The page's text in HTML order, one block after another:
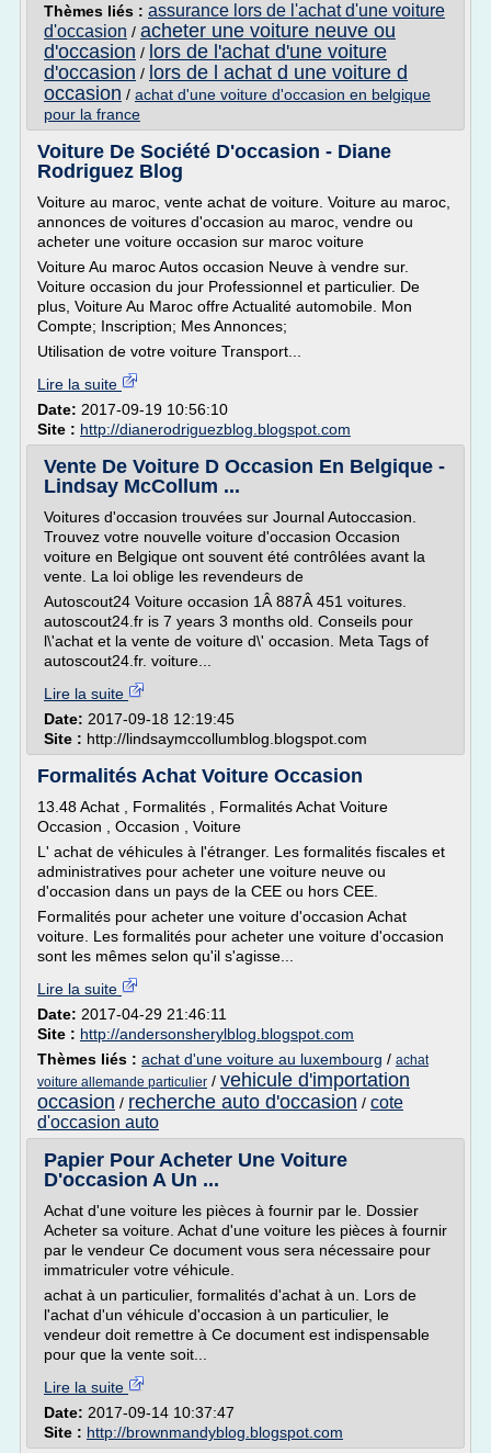
Thèmes liés : assurance lors de l'achat d'une voiture
d'occasion / acheter une voiture neuve ou
d'occasion / lors de l'achat d'une voiture
d'occasion / lors de l achat d une voiture d
occasion / achat d'une voiture d'occasion en belgique
pour la france
Voiture De Société D'occasion - Diane
Rodriguez Blog
Voiture au maroc, vente achat de voiture. Voiture au maroc,
annonces de voitures d'occasion au maroc, vendre ou
acheter une voiture occasion sur maroc voiture
Voiture Au maroc Autos occasion Neuve à vendre sur.
Voiture occasion du jour Professionnel et particulier. De
plus, Voiture Au Maroc offre Actualité automobile. Mon
Compte; Inscription; Mes Annonces;
Utilisation de votre voiture Transport...
Lire la suite
Date: 2017-09-19 10:56:10
Site : http://dianerodriguezblog.blogspot.com
Vente De Voiture D Occasion En Belgique -
Lindsay McCollum ...
Voitures d'occasion trouvées sur Journal Autoccasion.
Trouvez votre nouvelle voiture d'occasion Occasion
voiture en Belgique ont souvent été contrôlées avant la
vente. La loi oblige les revendeurs de
Autoscout24 Voiture occasion 1Â 887Â 451 voitures.
autoscout24.fr is 7 years 3 months old. Conseils pour
l\'achat et la vente de voiture d\' occasion. Meta Tags of
autoscout24.fr. voiture...
Lire la suite
Date: 2017-09-18 12:19:45
Site : http://lindsaymccollumblog.blogspot.com
Formalités Achat Voiture Occasion
13.48 Achat , Formalités , Formalités Achat Voiture
Occasion , Occasion , Voiture
L' achat de véhicules à l'étranger. Les formalités fiscales et
administratives pour acheter une voiture neuve ou
d'occasion dans un pays de la CEE ou hors CEE.
Formalités pour acheter une voiture d'occasion Achat
voiture. Les formalités pour acheter une voiture d'occasion
sont les mêmes selon qu'il s'agisse...
Lire la suite
Date: 2017-04-29 21:46:11
Site : http://andersonsherylblog.blogspot.com
Thèmes liés : achat d'une voiture au luxembourg / achat
voiture allemande particulier / vehicule d'importation
occasion / recherche auto d'occasion / cote
d'occasion auto
Papier Pour Acheter Une Voiture
D'occasion A Un ...
Achat d'une voiture les pièces à fournir par le. Dossier
Acheter sa voiture. Achat d'une voiture les pièces à fournir
par le vendeur Ce document vous sera nécessaire pour
immatriculer votre véhicule.
achat à un particulier, formalités d'achat à un. Lors de
l'achat d'un véhicule d'occasion à un particulier, le
vendeur doit remettre à Ce document est indispensable
pour que la vente soit...
Lire la suite
Date: 2017-09-14 10:37:47
Site : http://brownmandyblog.blogspot.com